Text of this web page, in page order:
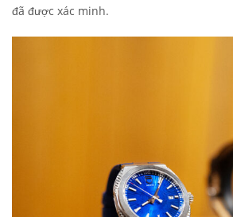
đã được xác minh.